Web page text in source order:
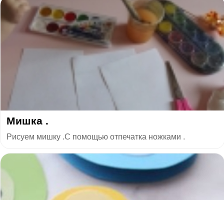
Мишка .
Рисуем мишку .С помощью отпечатка ножками .